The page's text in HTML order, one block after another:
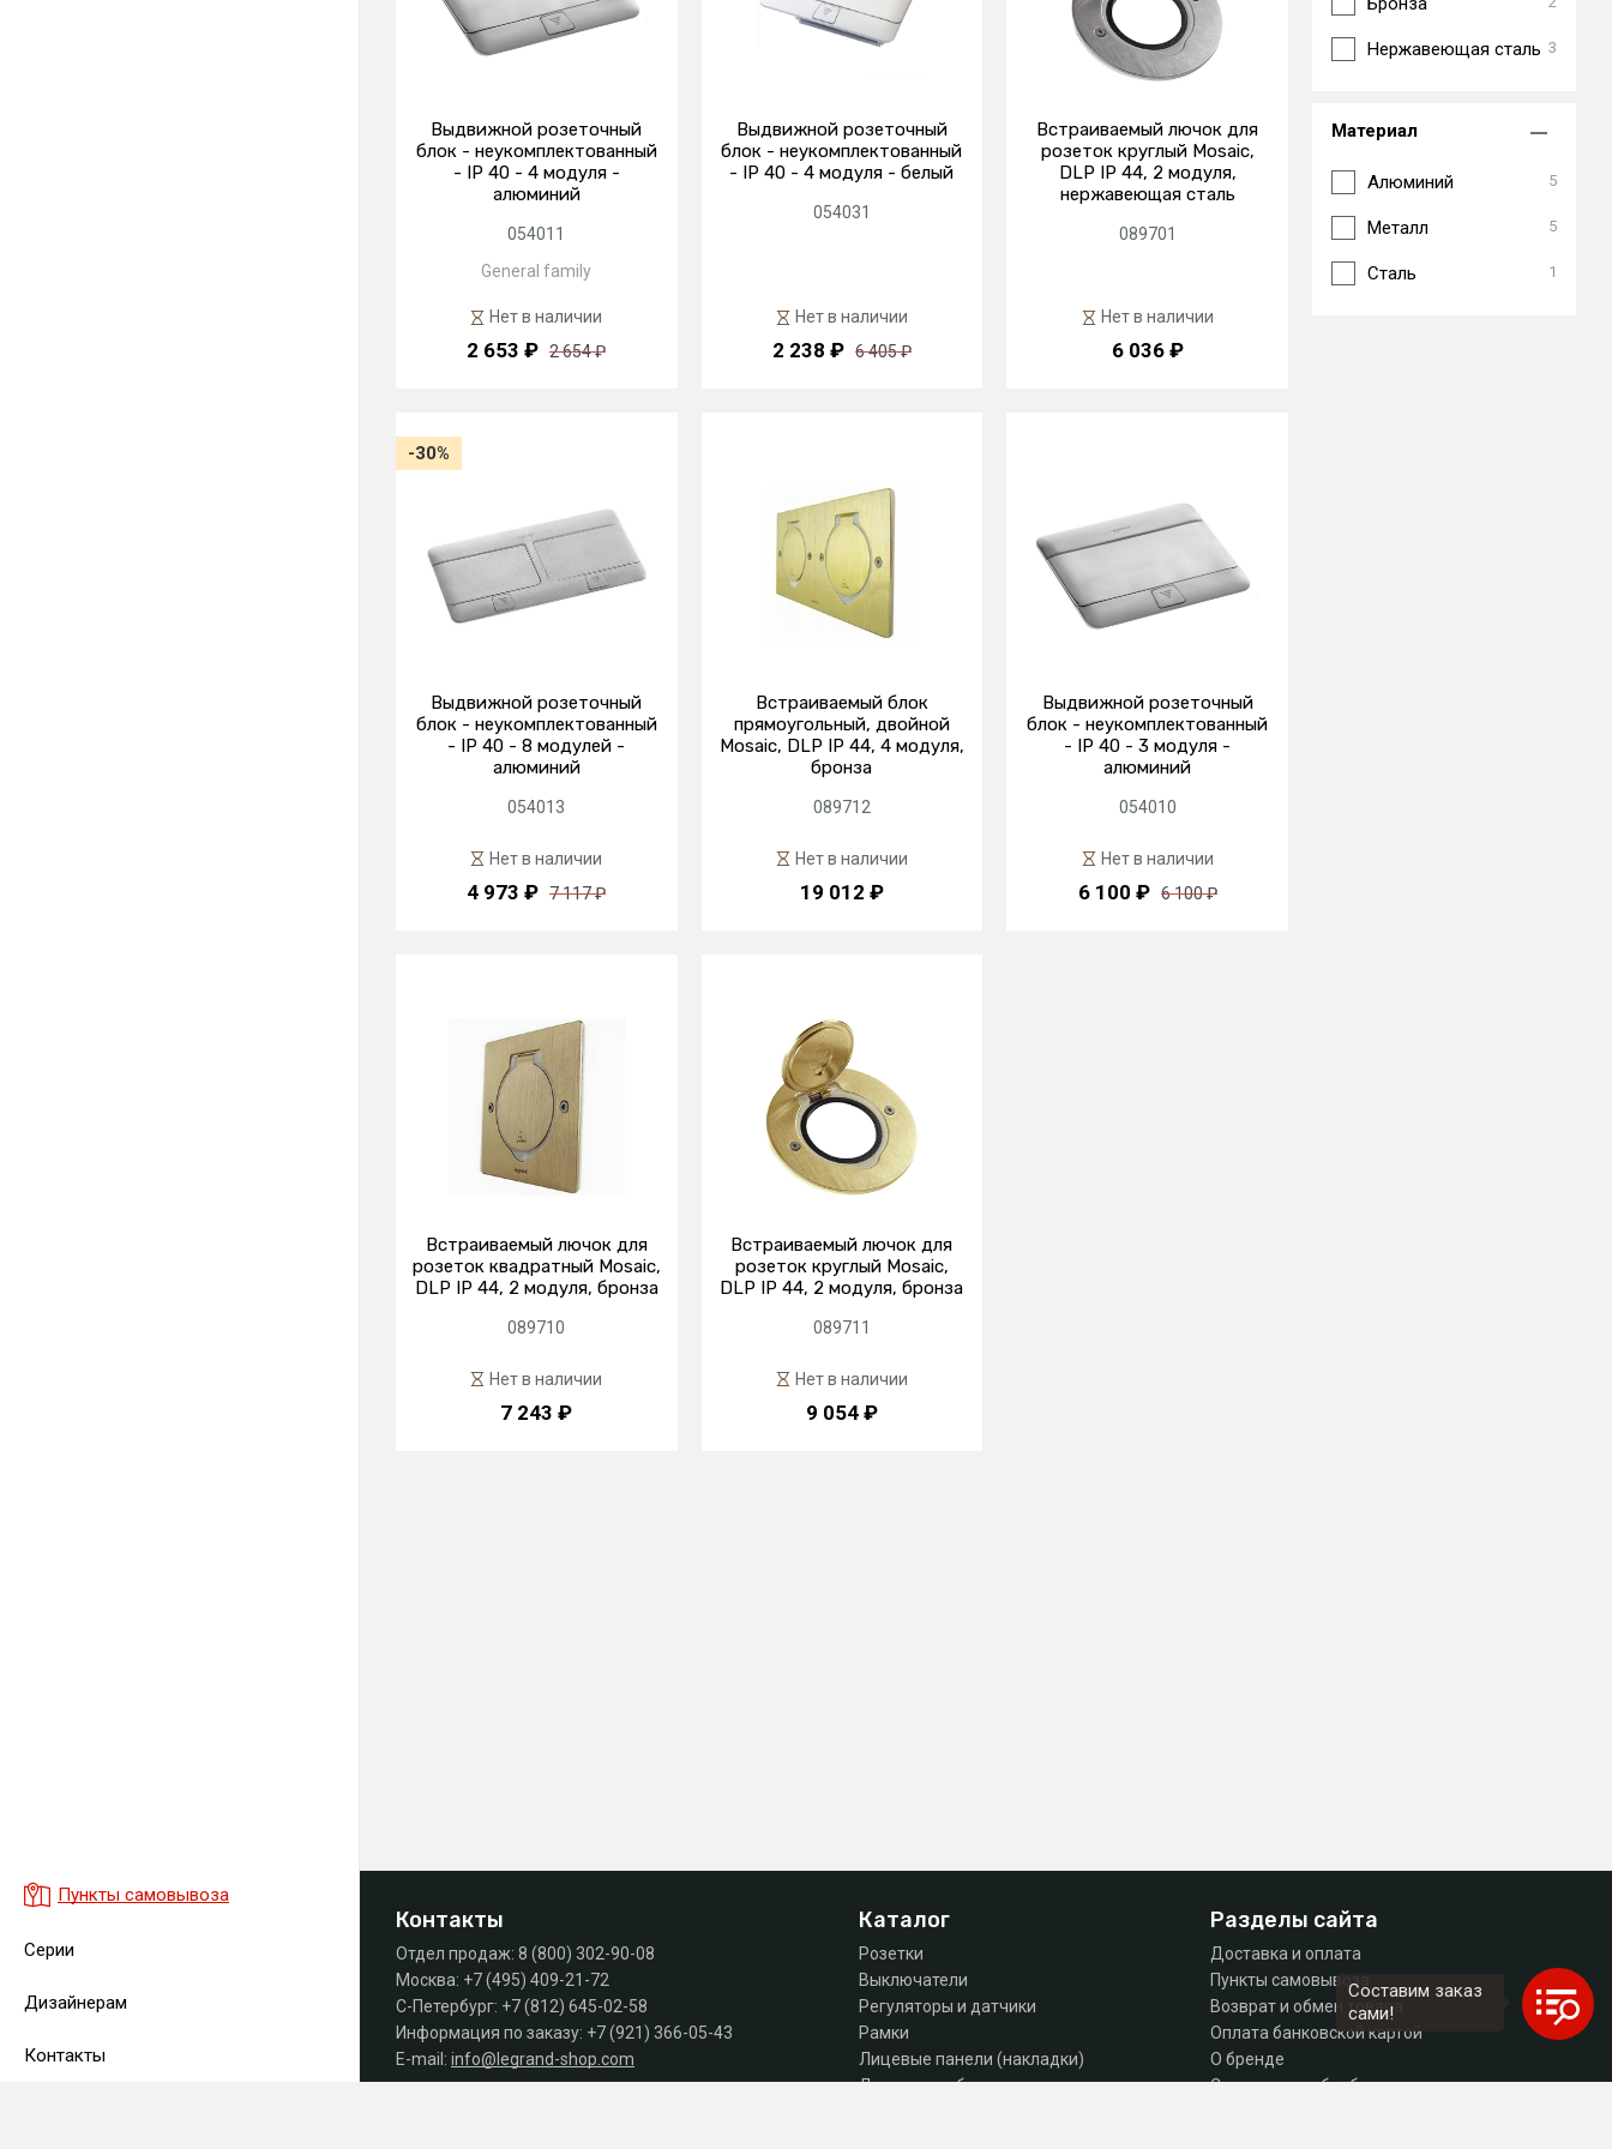
Пункты самовывоза
Серии
Дизайнерам
Контакты
Выдвижной розеточный
блок - неукомплектованный
- IP 40 - 4 модуля -
алюминий
054011
General family
Нет в наличии
2 653 ₽ 2 654 ₽
Выдвижной розеточный
блок - неукомплектованный
- IP 40 - 4 модуля - белый
054031
Нет в наличии
2 238 ₽ 6 405 ₽
Встраиваемый лючок для
розеток круглый Mosaic,
DLP IP 44, 2 модуля,
нержавеющая сталь
089701
Нет в наличии
6 036 ₽
-30%
Выдвижной розеточный
блок - неукомплектованный
- IP 40 - 8 модулей -
алюминий
054013
Нет в наличии
4 973 ₽ 7 117 ₽
Встраиваемый блок
прямоугольный, двойной
Mosaic, DLP IP 44, 4 модуля,
бронза
089712
Нет в наличии
19 012 ₽
Выдвижной розеточный
блок - неукомплектованный
- IP 40 - 3 модуля -
алюминий
054010
Нет в наличии
6 100 ₽ 6 100 ₽
Встраиваемый лючок для
розеток квадратный Mosaic,
DLP IP 44, 2 модуля, бронза
089710
Нет в наличии
7 243 ₽
Встраиваемый лючок для
розеток круглый Mosaic,
DLP IP 44, 2 модуля, бронза
089711
Нет в наличии
9 054 ₽
Нержавеющая сталь 3
Материал
Алюминий 5
Металл 5
Сталь 1
Контакты
Отдел продаж: 8 (800) 302-90-08
Москва: +7 (495) 409-21-72
С-Петербург: +7 (812) 645-02-58
Информация по заказу: +7 (921) 366-05-43
E-mail: info@legrand-shop.com
Каталог
Розетки
Выключатели
Регуляторы и датчики
Рамки
Лицевые панели (накладки)
Лючки, коробки, комплектующие
Разделы сайта
Доставка и оплата
Пункты самовывоза
Возврат и обмен товара
Оплата банковской картой
О бренде
Согласие на обработку персональных данных
Составим заказ
сами!